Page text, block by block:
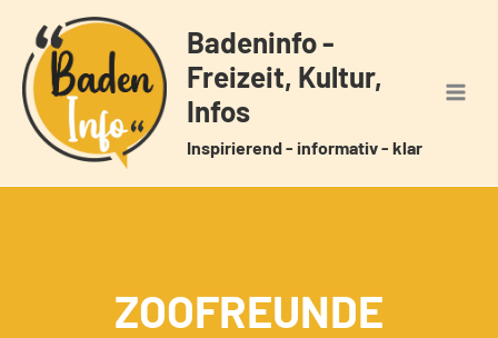
Inhalt
springen
Badeninfo -
Freizeit, Kultur,
Infos
Inspirierend - informativ - klar
ZOOFREUNDE